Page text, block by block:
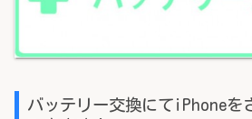
バッテリー交換にてiPhoneを